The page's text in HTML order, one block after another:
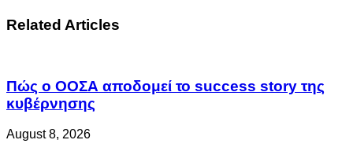
Related Articles
Πώς ο ΟΟΣΑ αποδομεί το success story της
κυβέρνησης
August 8, 2026